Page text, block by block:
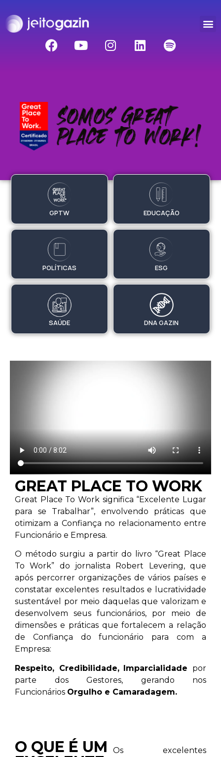
GPTW EDUCAÇÃO
POLÍTICAS ESG
SAÚDE DNA GAZIN
GREAT PLACE TO WORK
Great Place To Work significa “Excelente Lugar
para se Trabalhar”, envolvendo práticas que
otimizam a Confiança no relacionamento entre
Funcionário e Empresa.
O método surgiu a partir do livro “Great Place
To Work” do jornalista Robert Levering, que
após percorrer organizações de vários países e
constatar excelentes resultados e lucratividade
sustentável por meio daquelas que valorizam e
desenvolvem seus funcionários, por meio de
dimensões e práticas que fortalecem a relação
de Confiança do funcionário para com a
Empresa:
Respeito, Credibilidade, Imparcialidade por
parte dos Gestores, gerando nos
Funcionários Orgulho e Camaradagem.
O QUE É UM
Os excelentes